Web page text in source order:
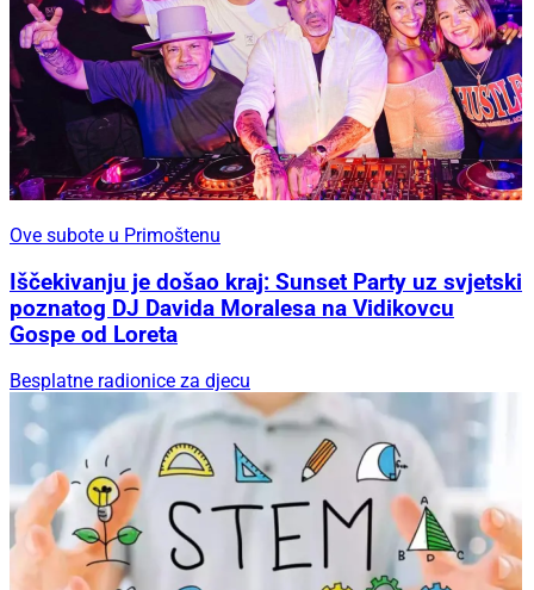
Ove subote u Primoštenu
Iščekivanju je došao kraj: Sunset Party uz svjetski
poznatog DJ Davida Moralesa na Vidikovcu
Gospe od Loreta
Besplatne radionice za djecu